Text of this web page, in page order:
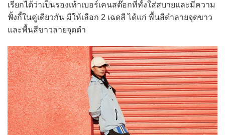
เรียกได้ว่าเป็นรองเท้าเบอร์เคนสต๊อกที่ทั้งใส่สบายและมีความ
ฟั้งกี้ในคู่เดียวกัน มีให้เลือก 2 เฉดสี ได้แก่ พื้นสีดำลายจุดขาว
และพื้นสีขาวลายจุดดำ